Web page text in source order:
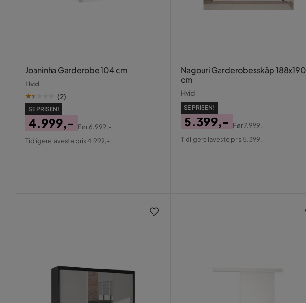
Joaninha Garderobe 104 cm
Hvid
(2)
SE PRISEN!
Pris
4.999,-
Original
Før6.999,-
Tidligere laveste pris 4.999,-
Nagouri Garderobesskåp 188x190
cm
Hvid
SE PRISEN!
Pris
5.399,-
Original
Før7.999,-
Tidligere laveste pris 5.399,-